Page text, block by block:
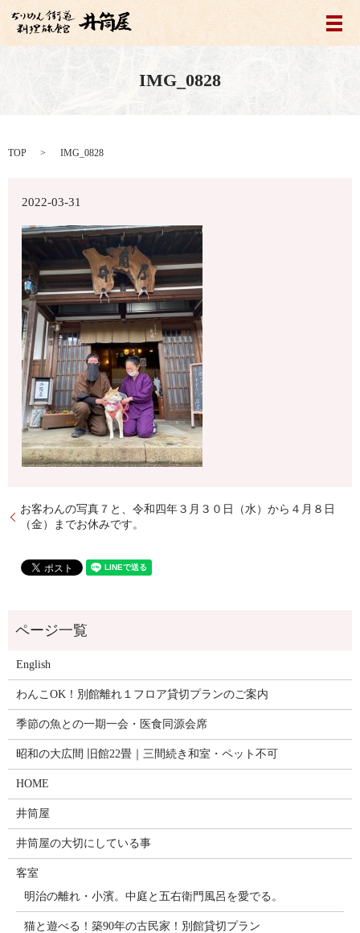
メ
IMG_0828
TOP IMG_0828
2022-03-31
お客わんの写真７と、令和四年３月３０日（水）から４月８日
（金）までお休みです。
English
わんこOK！別館離れ１フロア貸切プランのご案内
季節の魚との一期一会・医食同源会席
昭和の大広間 旧館22畳｜三間続き和室・ペット不可
HOME
井筒屋
井筒屋の大切にしている事
客室
明治の離れ・小濱。中庭と五右衛門風呂を愛でる。
猫と遊べる！築90年の古民家！別館貸切プラン